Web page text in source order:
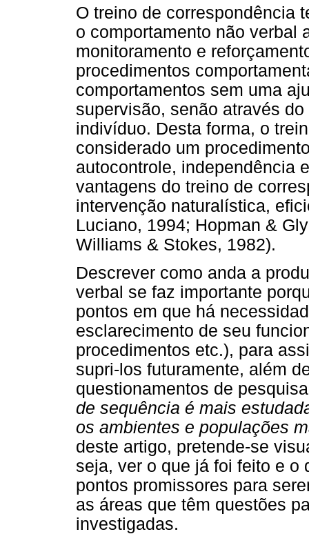
O treino de correspondência
o comportamento não verbal
monitoramento e
procedimentos
comportamentos sem uma
supervisão, senão através
indivíduo. Desta forma, o
considerado um
autocontrole, independência
vantagens do treino de
intervenção naturalística,
Luciano, 1994; Hopman &
Williams & Stokes, 1982).
Descrever como anda a
verbal se faz importante
pontos em que há
esclarecimento de seu
procedimentos etc.), para
supri-los futuramente, além
questionamentos de
de sequência é mais
os ambientes e populações
deste artigo, pretende-se
seja, ver o que já foi feito e o
pontos promissores para
as áreas que têm questões
investigadas.